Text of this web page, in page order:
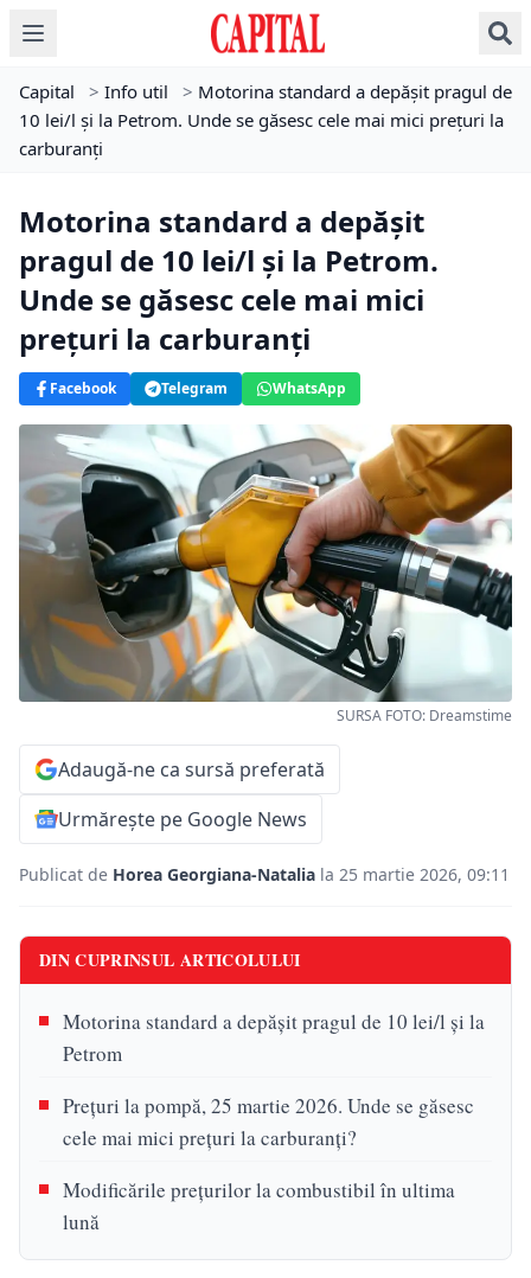
Capital > Info util > Motorina standard a depășit pragul de
10 lei/l și la Petrom. Unde se găsesc cele mai mici prețuri la
carburanți
Motorina standard a depășit
pragul de 10 lei/l și la Petrom.
Unde se găsesc cele mai mici
prețuri la carburanți
Facebook Telegram WhatsApp
SURSA FOTO: Dreamstime
Adaugă-ne ca sursă preferată
Urmărește pe Google News
Publicat de Horea Georgiana-Natalia la 25 martie 2026, 09:11
DIN CUPRINSUL ARTICOLULUI
Motorina standard a depășit pragul de 10 lei/l și la
Petrom
Prețuri la pompă, 25 martie 2026. Unde se găsesc
cele mai mici prețuri la carburanți?
Modificările prețurilor la combustibil în ultima
lună